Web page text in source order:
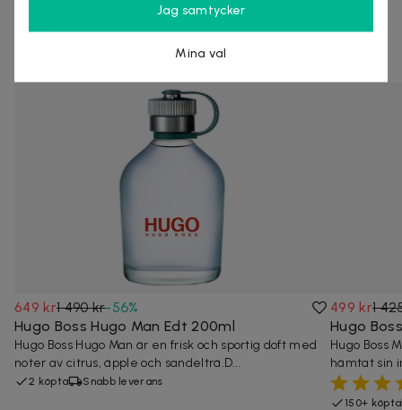
Andra tittade även på
649 kr1 490 kr-56%
Hugo Boss Hugo Man Edt 200ml
Hugo Boss Hugo Man är en frisk och sportig doft med
noter av citrus, äpple och sandelträ.D...
2 köpta Snabb leverans
499 kr1
Hugo
Hugo Boss
hämtat sin
150+ köpta
Jag samtycker
Mina val